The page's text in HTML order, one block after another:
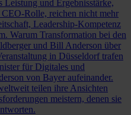
Leistung und Ergebnisstärke,
Rolle, reichen nicht mehr
Leadership-Kompetenz
Warum Transformation bei den
und Bill Anderson über
in Düsseldorf trafen
für Digitales und
von Bayer aufeinander.
teilen ihre Ansichten
meistern, denen sie